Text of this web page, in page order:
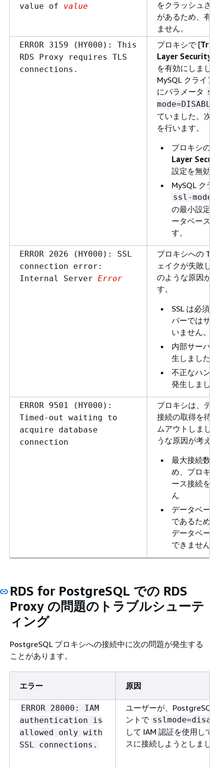
value of value
をクラッシュさ
があるため、有
ません。
ERROR 3159 (HY000): This
RDS Proxy requires TLS
connections.
プロキシで [
Layer Security
を有効にしまし
MySQL クライア
にパラメータ
ていました。次
を行います。
プロキシの [
Layer
設定を無効
MySQL クラ
ssl-
の最小設定
ータベース
す。
ERROR 2026 (HY000): SSL
connection error:
Internal Server Error
プロキシへの
ェイクが失敗し
のような原因が
す。
SSL は必須
バーではサ
いません。
内部サーバ
生しました。
不正なハン
発生しまし
ERROR 9501 (HY000):
Timed-out waiting to
acquire database
connection
プロキシは、デ
接続の取得を待
ムアウトしまし
うな原因が考え
最大接続数
め、プロキ
ース接続を
ん
データベー
であるため
データベー
できません。
RDS for PostgreSQL での RDS
Proxy の問題のトラブルシューテ
ィング
PostgreSQL プロキシへの接続中に次の問題が発生する
ことがあります。
エラー 原因
ERROR 28000: IAM
authentication is
allowed only with
SSL connections.
ユーザーが、PostgreSQL
ントで
して IAM 認証を使用して
スに接続しようとしまし